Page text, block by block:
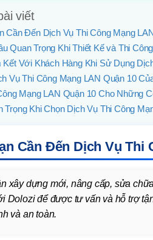
viết
Cần Đến Dịch Vụ Thi Công Mạng
Quan Trọng Khi Thiết Kế và Thi
Kết Với Khách Hàng Khi Sử Dụng
Vụ Thi Công Mạng LAN Quận 10
Mạng LAN Quận 10 Cho Những
Trọng Khi Chọn Dịch Vụ Thi Công
Cần Đến Dịch Vụ Thi
xây dựng mới, nâng cấp, sửa
Dolozi để được tư vấn và hỗ trợ
và an toàn.